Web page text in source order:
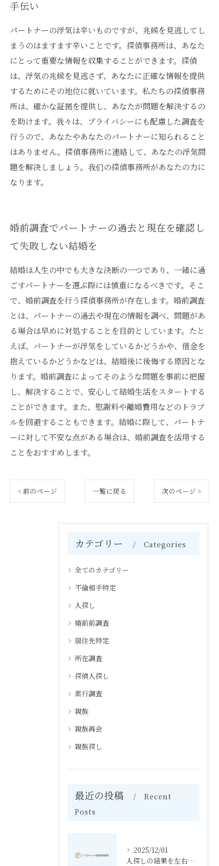
手伝い
パートナーの浮気は辛いものですが、兆候を見逃してし
まうのはますます辛いことです。探偵事務所は、あなた
にとって重要な情報を収集することができます。探偵
は、浮気の兆候を見逃さず、あなたに正確な情報を提供
するためにその地位に就いています。私たちの探偵事務
所は、確かな証拠を提供し、あなたが問題を解決するの
を助けます。我々は、プライバシーにも配慮した調査を
行うので、あなたやあなたのパートナーに知られること
はありません。探偵事務所に連絡して、あなたの浮気問
題を解決しましょう。我们の探偵事務所があなたの力に
なります。
婚前調査でパートナーの過去と現在を確認し
て失敗しない結婚を
結婚は人生の中でも大きな決断の一つであり、一緒に過
ごすパートナーを選ぶ際には慎重になるべきです。そこ
で、婚前調査を行う探偵事務所が存在します。婚前調査
とは、パートナーの過去や現在の情報を調べ、問題があ
る場合は早めに対処することを目的としています。たと
えば、パートナーが浮気をしているかどうかや、借金を
抱えているかどうかなどは、結婚後に後悔する原因とな
ります。婚前調査によってそのような問題を事前に把握
し、解決することで、安心して結婚生活をスタートする
ことができます。また、慰謝料や離婚費用などのトラブ
ルを回避することもできます。結婚に際して、パートナ
ーに対して不安な点がある場合は、婚前調査を活用する
ことをおすすめします。
< 前のページ 一覧に戻る 次のページ >
カテゴリー Categories
全てのカテゴリー
不倫相手特定
人探し
婚前前調査
居住先特定
所在調査
探偵人探し
素行調査
親族
親族再会
親族探し
最近の投稿
Recent
Posts
2025/12/01
人探しの結果を左右する東京都文京区での調査手順と費用相場